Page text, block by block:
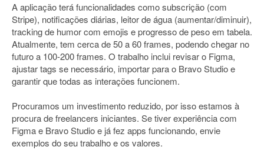
A aplicação terá funcionalidades como subscrição (com
Stripe), notificações diárias, leitor de água (aumentar/diminuir),
tracking de humor com emojis e progresso de peso em tabela.
Atualmente, tem cerca de 50 a 60 frames, podendo chegar no
futuro a 100-200 frames. O trabalho inclui revisar o Figma,
ajustar tags se necessário, importar para o Bravo Studio e
garantir que todas as interações funcionem.
Procuramos um investimento reduzido, por isso estamos à
procura de freelancers iniciantes. Se tiver experiência com
Figma e Bravo Studio e já fez apps funcionando, envie
exemplos do seu trabalho e os valores.